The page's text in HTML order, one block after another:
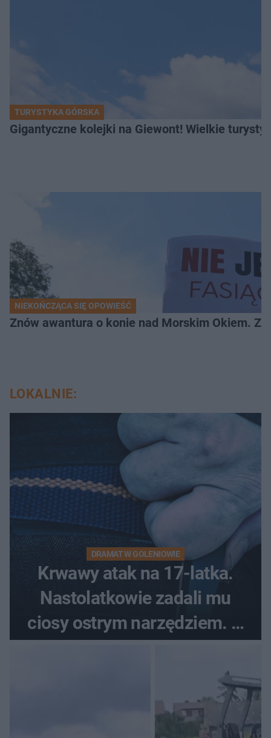
TURYSTYKA GÓRSKA
Gigantyczne kolejki na Giewont! Wielkie
NIEKOŃCZĄCA SIĘ OPOWIEŚĆ
Znów awantura o konie nad Morskim Okiem.
LOKALNIE:
DRAMAT W GOLENIOWIE
Krwawy atak na 17-latka.
Nastolatkowie zadali mu
ciosy ostrym narzędziem. O
ich losach zdecyduje sąd